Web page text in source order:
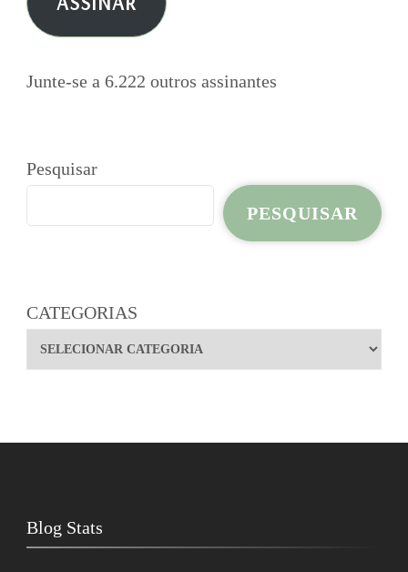
mail
Junte-se a 6.222 outros assinantes
Pesquisar
PESQUISAR
CATEGORIAS
Blog Stats